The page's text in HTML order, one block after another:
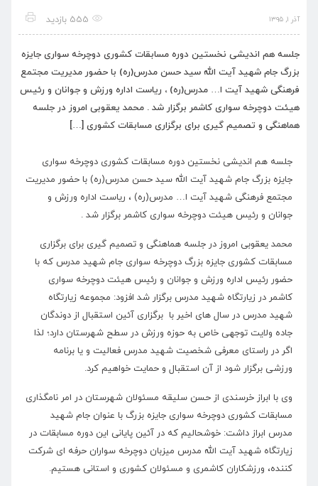
آذر ۱, ۱۳۹۵ 555 بازدید
جلسه هم اندیشی نخستین دوره مسابقات کشوری دوچرخه سواری جایزه
بزرگ جام شهید آیت الله سید حسن مدرس(ره) با حضور مدیریت مجتمع
فرهنگی شهید آیت ا… مدرس(ره) ، ریاست اداره ورزش و جوانان و رئیس
هیئت دوچرخه سواری کاشمر برگزار شد . محمد یعقوبی امروز در جلسه
هماهنگی و تصمیم گیری برای برگزاری مسابقات کشوری […]
جلسه هم اندیشی نخستین دوره مسابقات کشوری دوچرخه سواری
جایزه بزرگ جام شهید آیت الله سید حسن مدرس(ره) با حضور مدیریت
مجتمع فرهنگی شهید آیت ا… مدرس(ره) ، ریاست اداره ورزش و
جوانان و رئیس هیئت دوچرخه سواری کاشمر برگزار شد .
محمد یعقوبی امروز در جلسه هماهنگی و تصمیم گیری برای برگزاری
مسابقات کشوری جایزه بزرگ دوچرخه سواری جام شهید مدرس که با
حضور رئیس اداره ورزش و جوانان و رئیس هیئت دوچرخه سواری
کاشمر در زیارتگاه شهید مدرس برگزار شد افزود: مجموعه زیارتگاه
شهید مدرس در سال های اخیر با برگزاری آئین استقبال از دوندگان
جاده ولایت توجهی خاص به حوزه ورزش در سطح شهرستان دارد؛ لذا
اگر در راستای معرفی شخصیت شهید مدرس فعالیت و یا برنامه
ورزشی برگزار شود از آن استقبال و حمایت خواهیم کرد.
وی با ابراز خرسندی از حسن سلیقه مسئولان شهرستان در امر نامگذاری
مسابقات کشوری دوچرخه سواری جایزه بزرگ با عنوان جام شهید
مدرس ابراز داشت: خوشحالیم که در آئین پایانی این دوره مسابقات در
زیارتگاه شهید آیت الله مدرس میزبان دوچرخه سواران حرفه ای شرکت
کننده، ورزشکاران کاشمری و مسئولان کشوری و استانی هستیم.